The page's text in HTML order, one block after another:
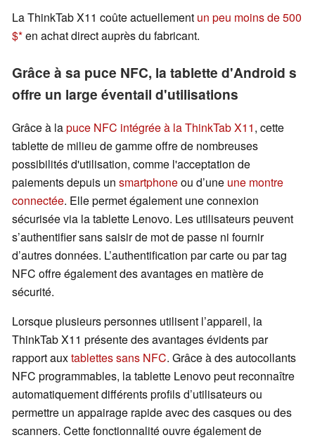
La ThinkTab X11 coûte actuellement un peu moins de 500
$ en achat direct auprès du fabricant.
Grâce à sa puce NFC, la tablette d'Android s
offre un large éventail d'utilisations
Grâce à lapuce NFC intégrée à la ThinkTab X11, cette
tablette de milieu de gamme offre de nombreuses
possibilités d'utilisation, comme l'acceptation de
paiements depuis un smartphoneou d’une une montre
connectée. Elle permet également une connexion
sécurisée via la tablette Lenovo. Les utilisateurs peuvent
s’authentifier sans saisir de mot de passe ni fournir
d’autres données. L’authentification par carte ou par tag
NFC offre également des avantages en matière de
sécurité.
Lorsque plusieurs personnes utilisent l’appareil, la
ThinkTab X11 présente des avantages évidents par
rapport auxtablettes sans NFC. Grâce à des autocollants
NFC programmables, la tablette Lenovo peut reconnaître
automatiquement différents profils d’utilisateurs ou
permettre un appairage rapide avec des casques ou des
scanners. Cette fonctionnalité ouvre également de